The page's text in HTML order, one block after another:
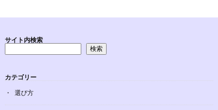
サイト内検索
検索
カテゴリー
選び方